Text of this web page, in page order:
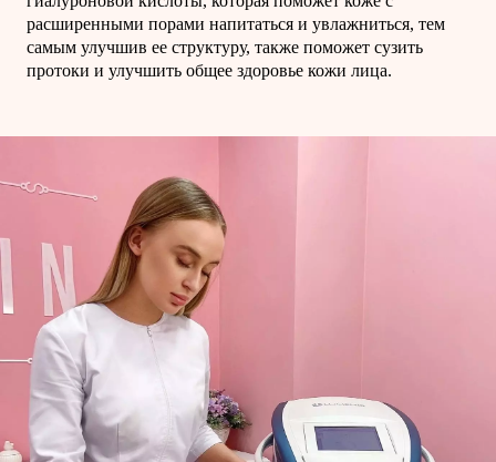
расширенными порами напитаться и увлажниться, тем
самым улучшив ее структуру, также поможет сузить
протоки и улучшить общее здоровье кожи лица.